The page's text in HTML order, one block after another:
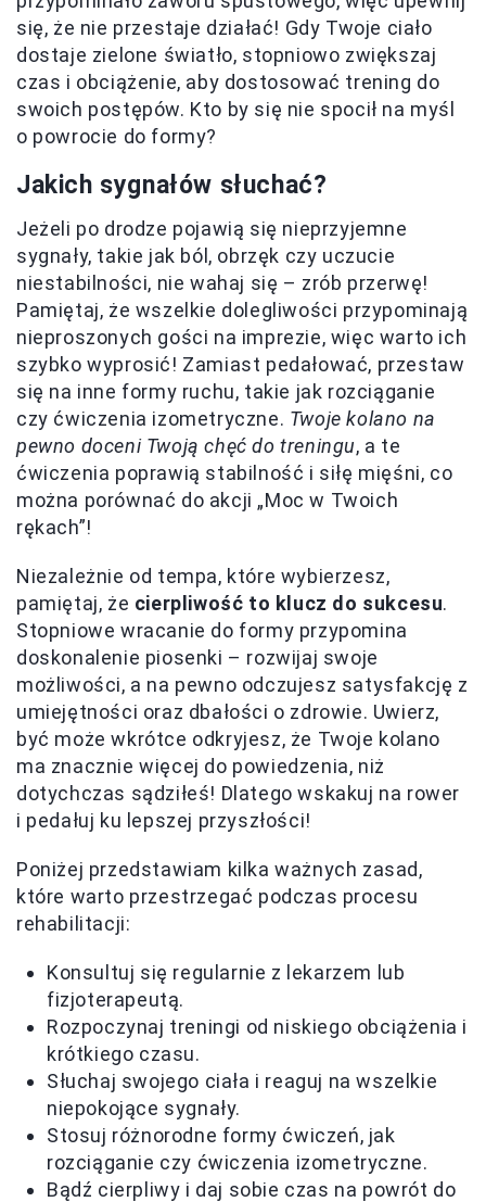
się, że nie przestaje działać! Gdy Twoje ciało
dostaje zielone światło, stopniowo zwiększaj
czas i obciążenie, aby dostosować trening do
swoich postępów. Kto by się nie spocił na myśl
o powrocie do formy?
Jakich sygnałów słuchać?
Jeżeli po drodze pojawią się nieprzyjemne
sygnały, takie jak ból, obrzęk czy uczucie
niestabilności, nie wahaj się – zrób przerwę!
Pamiętaj, że wszelkie dolegliwości przypominają
nieproszonych gości na imprezie, więc warto ich
szybko wyprosić! Zamiast pedałować, przestaw
się na inne formy ruchu, takie jak rozciąganie
czy ćwiczenia izometryczne. Twoje kolano na
pewno doceni Twoją chęć do treningu, a te
ćwiczenia poprawią stabilność i siłę mięśni, co
można porównać do akcji „Moc w Twoich
rękach”!
Niezależnie od tempa, które wybierzesz,
pamiętaj, że cierpliwość to klucz do sukcesu.
Stopniowe wracanie do formy przypomina
doskonalenie piosenki – rozwijaj swoje
możliwości, a na pewno odczujesz satysfakcję z
umiejętności oraz dbałości o zdrowie. Uwierz,
być może wkrótce odkryjesz, że Twoje kolano
ma znacznie więcej do powiedzenia, niż
dotychczas sądziłeś! Dlatego wskakuj na rower
i pedałuj ku lepszej przyszłości!
Poniżej przedstawiam kilka ważnych zasad,
które warto przestrzegać podczas procesu
rehabilitacji:
Konsultuj się regularnie z lekarzem lub
fizjoterapeutą.
Rozpoczynaj treningi od niskiego obciążenia i
krótkiego czasu.
Słuchaj swojego ciała i reaguj na wszelkie
niepokojące sygnały.
Stosuj różnorodne formy ćwiczeń, jak
rozciąganie czy ćwiczenia izometryczne.
Bądź cierpliwy i daj sobie czas na powrót do